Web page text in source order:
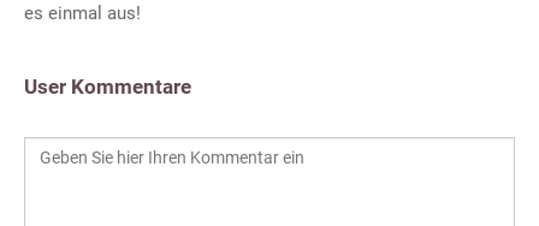
es einmal aus!
User Kommentare